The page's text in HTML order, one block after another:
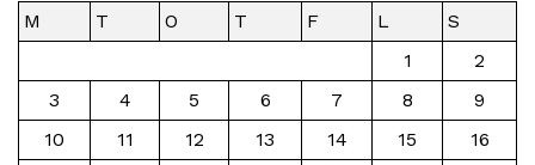
M T O T F L
S
1
2
3
4 5 6 7 8
9
10
11 12 13 14 15
16